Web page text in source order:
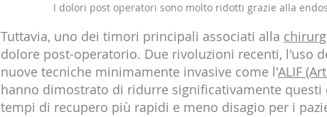
I dolori post operatori sono molto ridotti grazie alla
Tuttavia, uno dei timori principali associati alla
dolore post-operatorio. Due rivoluzioni recenti, l'uso
nuove tecniche minimamente invasive come l'ALIF
hanno dimostrato di ridurre significativamente
tempi di recupero più rapidi e meno disagio per i